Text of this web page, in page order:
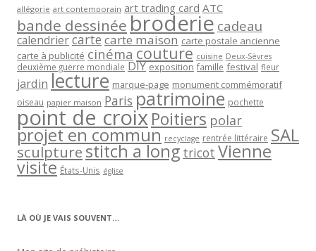
allégorie art contemporain art trading card ATC
bande dessinée broderie cadeau
calendriercartecarte maison carte postale ancienne
carte à publicité cinéma couture cuisine Deux-Sèvres
deuxième guerre mondiale DIY exposition famille festival fleur
jardin lecture marque-page monument commémoratif
oiseau papier maison Paris patrimoine pochette
point de croixPoitiers polar
projet en commun recyclage rentrée littéraire SAL
sculpturestitch a long tricot Vienne
visite États-Unis église
LÀ OÙ JE VAIS SOUVENT…